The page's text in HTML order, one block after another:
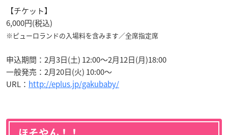
【チケット】
6,000円(税込)
※ピューロランドの入場料を含みます／全席指定席
申込期間：2月3日(土) 12:00～2月12日(月)18:00
一般発売：2月20日(火) 10:00～
URL： http://eplus.jp/gakubaby/
ほそやん！！